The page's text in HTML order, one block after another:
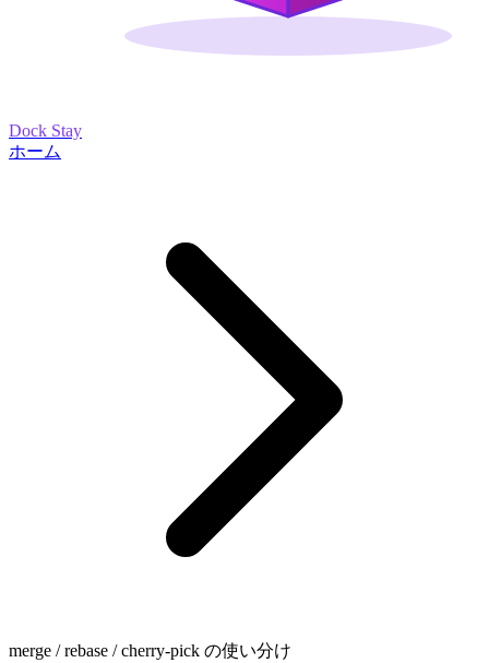
Dock Stay
ホーム
merge / rebase / cherry-pick の使い分け